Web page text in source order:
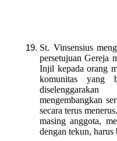
St. Vinsensius
persetujuan Gereja
Injil kepada orang
komunitas yang
mengembangkan
secara terus
masing anggota,
dengan tekun, harus